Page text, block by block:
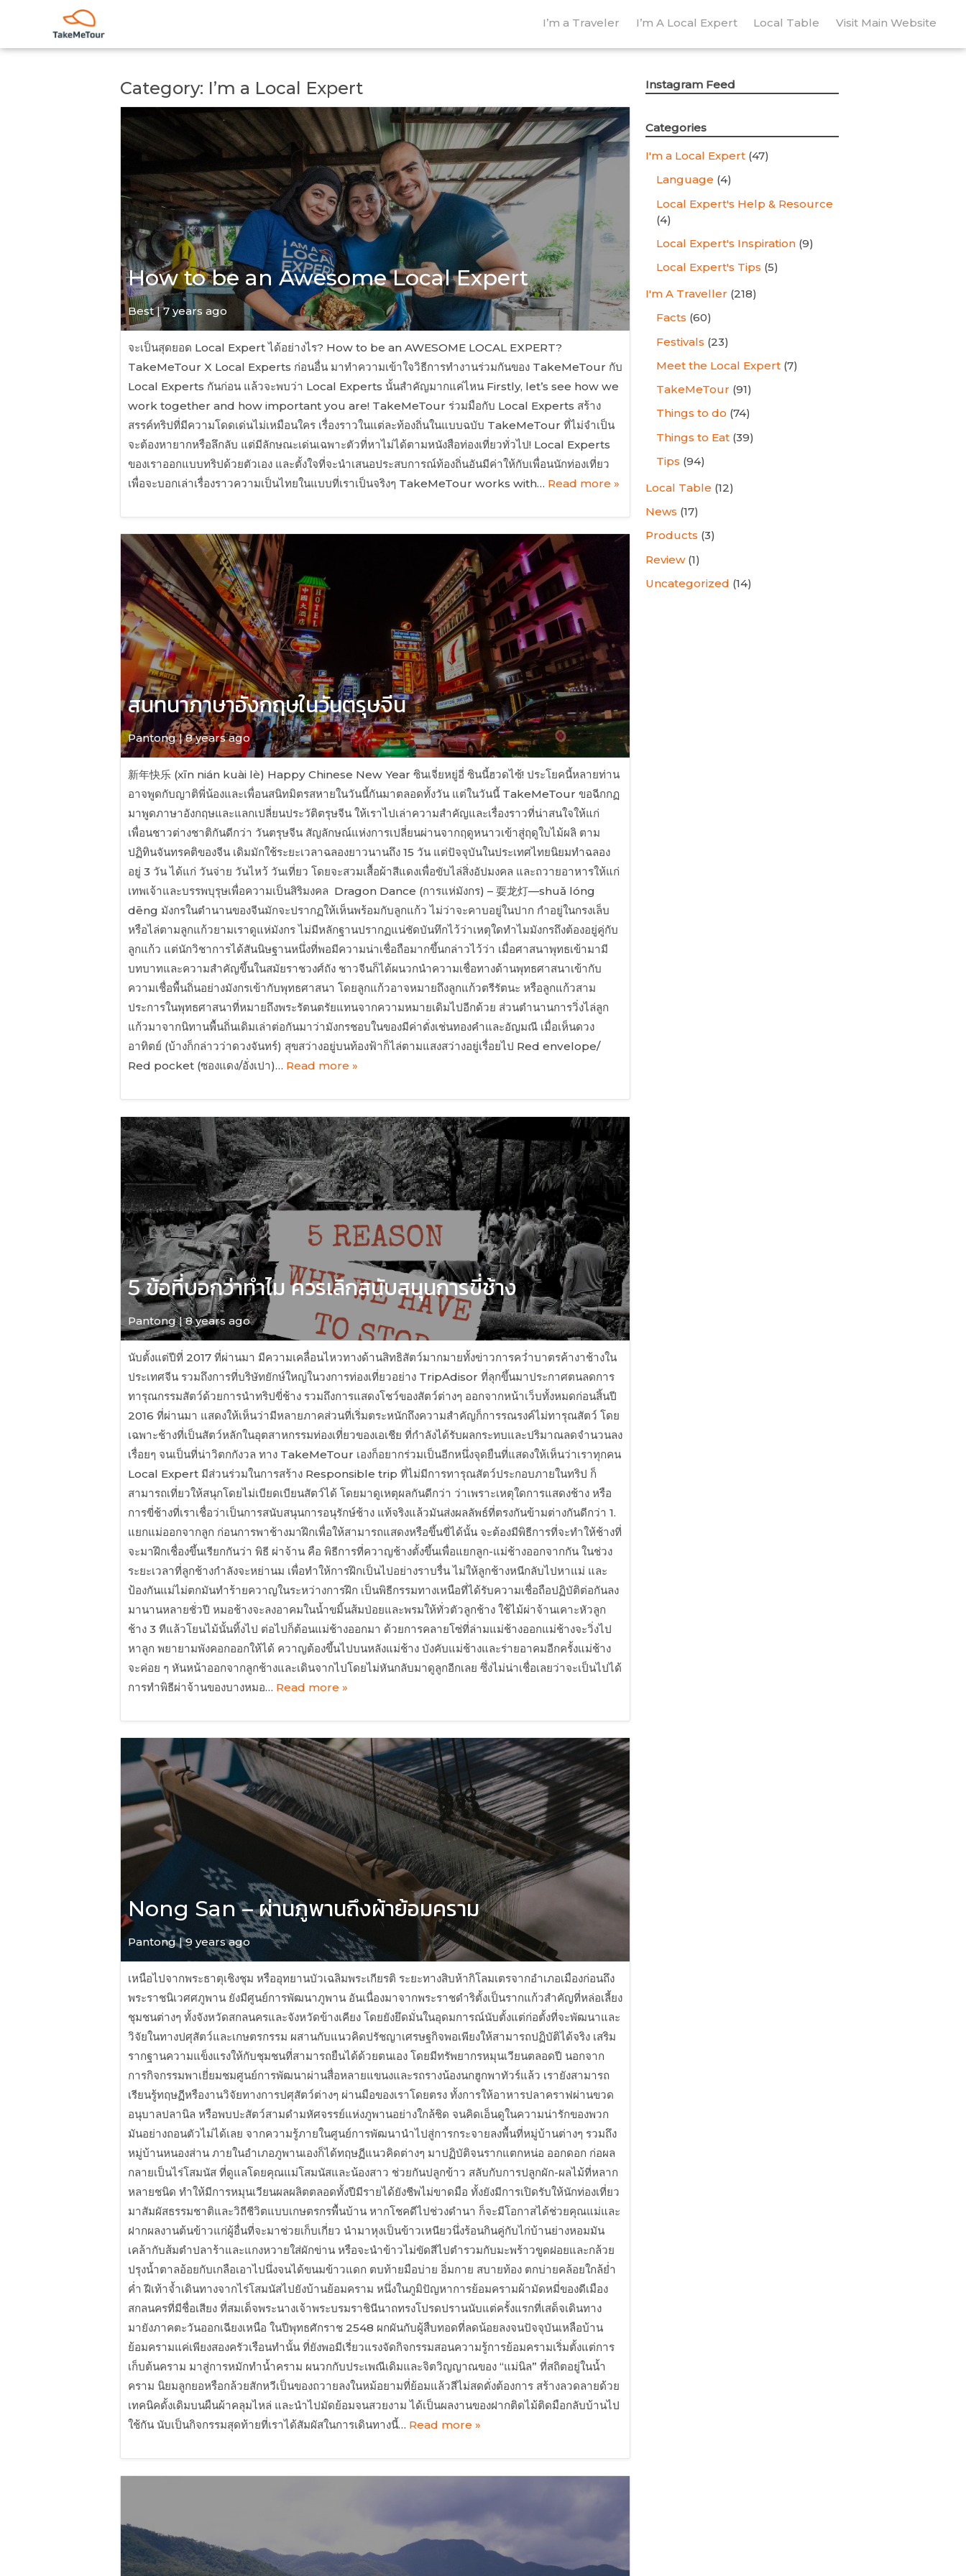
I’m a Traveler I’m A Local Expert Local Table Visit Main Website
Category: I’m a Local Expert
How to be an Awesome Local Expert
Best | 7 years ago
จะเป็นสุดยอด Local Expert ได้อย่างไร? How to be an AWESOME LOCAL EXPERT?
TakeMeTour X Local Experts ก่อนอื่น มาทำความเข้าใจวิธีการทำงานร่วมกันของ TakeMeTour กับ
Local Experts กันก่อน แล้วจะพบว่า Local Experts นั้นสำคัญมากแค่ไหน Firstly, let’s see how we
work together and how important you are! TakeMeTour ร่วมมือกับ Local Experts สร้าง
สรรค์ทริปที่มีความโดดเด่นไม่เหมือนใคร เรื่องราวในแต่ละท้องถิ่นในแบบฉบับ TakeMeTour ที่ไม่จำเป็น
จะต้องหายากหรือลึกลับ แต่มีลักษณะเด่นเฉพาะตัวที่หาไม่ได้ตามหนังสือท่องเที่ยวทั่วไป! Local Experts
ของเราออกแบบทริปด้วยตัวเอง และตั้งใจที่จะนำเสนอประสบการณ์ท้องถิ่นอันมีค่าให้กับเพื่อนนักท่องเที่ยว
เพื่อจะบอกเล่าเรื่องราวความเป็นไทยในแบบที่เราเป็นจริงๆ TakeMeTour works with… Read more »
สนทนาภาษาอังกฤษในวันตรุษจีน
Pantong | 8 years ago
新年快乐 (xīn nián kuài lè) Happy Chinese New Year ซินเจี่ยหยู่อี่ ซินนี้ฮวดไซ้! ประโยคนี้หลายท่าน
อาจพูดกับญาติพี่น้องและเพื่อนสนิทมิตรสหายในวันนี้กันมาตลอดทั้งวัน แต่ในวันนี้ TakeMeTour ขอฉีกกฏ
มาพูดภาษาอังกฤษและแลกเปลี่ยนประวัติตรุษจีน ให้เราไปเล่าความสำคัญและเรื่องราวที่น่าสนใจให้แก่
เพื่อนชาวต่างชาติกันดีกว่า วันตรุษจีน สัญลักษณ์แห่งการเปลี่ยนผ่านจากฤดูหนาวเข้าสู่ฤดูใบไม้ผลิ ตาม
ปฏิทินจันทรคติของจีน เดิมมักใช้ระยะเวลาฉลองยาวนานถึง 15 วัน แต่ปัจจุบันในประเทศไทยนิยมทำฉลอง
อยู่ 3 วัน ได้แก่ วันจ่าย วันไหว้ วันเที่ยว โดยจะสวมเสื้อผ้าสีแดงเพื่อขับไล่สิ่งอัปมงคล และถวายอาหารให้แก่
เทพเจ้าและบรรพบุรุษเพื่อความเป็นสิริมงคล Dragon Dance (การแห่มังกร) – 耍龙灯—shuǎ lóng
dēng มังกรในตำนานของจีนมักจะปรากฏให้เห็นพร้อมกับลูกแก้ว ไม่ว่าจะคาบอยู่ในปาก กำอยู่ในกรงเล็บ
หรือไล่ตามลูกแก้วยามเราดูแห่มังกร ไม่มีหลักฐานปรากฏแน่ชัดบันทึกไว้ว่าเหตุใดทำไมมังกรถึงต้องอยู่คู่กับ
ลูกแก้ว แต่นักวิชาการได้สันนิษฐานหนึ่งที่พอมีความน่าเชื่อถือมากขึ้นกล่าวไว้ว่า เมื่อศาสนาพุทธเข้ามามี
บทบาทและความสำคัญขึ้นในสมัยราชวงศ์ถัง ชาวจีนก็ได้ผนวกนำความเชื่อทางด้านพุทธศาสนาเข้ากับ
ความเชื่อพื้นถิ่นอย่างมังกรเข้ากับพุทธศาสนา โดยลูกแก้วอาจหมายถึงลูกแก้วตรีรัตนะ หรือลูกแก้วสาม
ประการในพุทธศาสนาที่หมายถึงพระรัตนตรัยแทนจากความหมายเดิมไปอีกด้วย ส่วนตำนานการวิ่งไล่ลูก
แก้วมาจากนิทานพื้นถิ่นเดิมเล่าต่อกันมาว่ามังกรชอบในของมีค่าดั่งเช่นทองคำและอัญมณี เมื่อเห็นดวง
อาทิตย์ (บ้างก็กล่าวว่าดวงจันทร์) สุขสว่างอยู่บนท้องฟ้าก็ไล่ตามแสงสว่างอยู่เรื่อยไป Red envelope/
Red pocket (ซองแดง/อั่งเปา)… Read more »
5 ข้อที่บอกว่าทำไม ควรเลิกสนับสนุนการขี่ช้าง
Pantong | 8 years ago
นับตั้งแต่ปีที่ 2017 ที่ผ่านมา มีความเคลื่อนไหวทางด้านสิทธิสัตว์มากมายทั้งข่าวการคว่ำบาตรค้างาช้างใน
ประเทศจีน รวมถึงการที่บริษัทยักษ์ใหญ่ในวงการท่องเที่ยวอย่าง TripAdisor ที่ลุกขึ้นมาประกาศตนลดการ
ทารุณกรรมสัตว์ด้วยการนำทริปขี่ช้าง รวมถึงการแสดงโชว์ของสัตว์ต่างๆ ออกจากหน้าเว็บทั้งหมดก่อนสิ้นปี
2016 ที่ผ่านมา แสดงให้เห็นว่ามีหลายภาคส่วนที่เริ่มตระหนักถึงความสำคัญก็การรณรงค์ไม่ทารุณสัตว์ โดย
เฉพาะช้างที่เป็นสัตว์หลักในอุตสาหกรรมท่องเที่ยวของเอเชีย ที่กำลังได้รับผลกระทบและปริมาณลดจำนวนลง
เรื่อยๆ จนเป็นที่น่าวิตกกังวล ทาง TakeMeTour เองก็อยากร่วมเป็นอีกหนึ่งจุดยืนที่แสดงให้เห็นว่าเราทุกคน
Local Expert มีส่วนร่วมในการสร้าง Responsible trip ที่ไม่มีการทารุณสัตว์ประกอบภายในทริป ก็
สามารถเที่ยวให้สนุกโดยไม่เบียดเบียนสัตว์ได้ โดยมาดูเหตุผลกันดีกว่า ว่าเพราะเหตุใดการแสดงช้าง หรือ
การขี่ช้างที่เราเชื่อว่าเป็นการสนับสนุนการอนุรักษ์ช้าง แท้จริงแล้วมันส่งผลลัพธ์ที่ตรงกันข้ามต่างกันดีกว่า 1.
แยกแม่ออกจากลูก ก่อนการพาช้างมาฝึกเพื่อให้สามารถแสดงหรือขึ้นขี่ได้นั้น จะต้องมีพิธีการที่จะทำให้ช้างที่
จะมาฝึกเชื่องขึ้นเรียกกันว่า พิธี ผ่าจ้าน คือ พิธีการที่ควาญช้างตั้งขึ้นเพื่อแยกลูก-แม่ช้างออกจากกัน ในช่วง
ระยะเวลาที่ลูกช้างกำลังจะหย่านม เพื่อทำให้การฝึกเป็นไปอย่างราบรื่น ไม่ให้ลูกช้างหนีกลับไปหาแม่ และ
ป้องกันแม่ไม่ตกมันทำร้ายควาญในระหว่างการฝึก เป็นพิธีกรรมทางเหนือที่ได้รับความเชื่อถือปฏิบัติต่อกันลง
มานานหลายชั่วปี หมอช้างจะลงอาคมในน้ำขมิ้นส้มป่อยและพรมให้ทั่วตัวลูกช้าง ใช้ไม้ผ่าจ้านเคาะหัวลูก
ช้าง 3 ทีแล้วโยนไม้นั้นทิ้งไป ต่อไปก็ต้อนแม่ช้างออกมา ด้วยการคลายโซ่ที่ล่ามแม่ช้างออกแม่ช้างจะวิ่งไป
หาลูก พยายามพังคอกออกให้ได้ ควาญต้องขึ้นไปบนหลังแม่ช้าง บังคับแม่ช้างและร่ายอาคมอีกครั้งแม่ช้าง
จะค่อย ๆ หันหน้าออกจากลูกช้างและเดินจากไปโดยไม่หันกลับมาดูลูกอีกเลย ซึ่งไม่น่าเชื่อเลยว่าจะเป็นไปได้
การทำพิธีผ่าจ้านของบางหมอ… Read more »
Nong San – ผ่านภูพานถึงผ้าย้อมคราม
Pantong | 9 years ago
เหนือไปจากพระธาตุเชิงชุม หรืออุทยานบัวเฉลิมพระเกียรติ ระยะทางสิบห้ากิโลมเตรจากอำเภอเมืองก่อนถึง
พระราชนิเวศศภูพาน ยังมีศูนย์การพัฒนาภูพาน อันเนื่องมาจากพระราชดำริตั้งเป็นรากแก้วสำคัญที่หล่อเลี้ยง
ชุมชนต่างๆ ทั้งจังหวัดสกลนครและจังหวัดข้างเคียง โดยยังยึดมั่นในอุดมการณ์นับตั้งแต่ก่อตั้งที่จะพัฒนาและ
วิจัยในทางปศุสัตว์และเกษตรกรรม ผสานกับแนวคิดปรัชญาเศรษฐกิจพอเพียงให้สามารถปฏิบัติได้จริง เสริม
รากฐานความแข็งแรงให้กับชุมชนที่สามารถยืนได้ด้วยตนเอง โดยมีทรัพยากรหมุนเวียนตลอดปี นอกจาก
การกิจกรรมพาเยี่ยมชมศูนย์การพัฒนาผ่านสื่อหลายแขนงและรถรางน้องนกฮูกพาทัวร์แล้ว เรายังสามารถ
เรียนรู้ทฤษฏีหรืองานวิจัยทางการปศุสัตว์ต่างๆ ผ่านมือของเราโดยตรง ทั้งการให้อาหารปลาคราฟผ่านขวด
อนุบาลปลานิล หรือพบปะสัตว์สามดำมหัศจรรย์แห่งภูพานอย่างใกล้ชิด จนคิดเอ็นดูในความน่ารักของพวก
มันอย่างถอนตัวไม่ได้เลย จากความรู้ภายในศูนย์การพัฒนานำไปสู่การกระจายลงพื้นที่หมู่บ้านต่างๆ รวมถึง
หมู่บ้านหนองส่าน ภายในอำเภอภูพานเองก็ได้ทฤษฏีแนวคิดต่างๆ มาปฏิบัติจนรากแตกหน่อ ออกดอก ก่อผล
กลายเป็นไร่โสมนัส ที่ดูแลโดยคุณแม่โสมนัสและน้องสาว ช่วยกันปลูกข้าว สลับกับการปลูกผัก-ผลไม้ที่หลาก
หลายชนิด ทำให้มีการหมุนเวียนผลผลิตตลอดทั้งปีมีรายได้ยังชีพไม่ขาดมือ ทั้งยังมีการเปิดรับให้นักท่องเที่ยว
มาสัมผัสธรรมชาติและวิถีชีวิตแบบเกษตรกรพื้นบ้าน หากโชคดีไปช่วงดำนา ก็จะมีโอกาสได้ช่วยคุณแม่และ
ฝากผลงานต้นข้าวแก่ผู้อื่นที่จะมาช่วยเก็บเกี่ยว นำมาหุงเป็นข้าวเหนียวนึ่งร้อนกินคู่กับไก่บ้านย่างหอมมัน
เคล้ากับส้มตำปลาร้าและแกงหวายใส่ผักข่าน หรือจะนำข้าวไม่ขัดสีไปตำรวมกับมะพร้าวขูดฝอยและกล้วย
ปรุงน้ำตาลอ้อยกับเกลือเอาไปนึ่งจนได้ขนมข้าวแดก ตบท้ายมือบ่าย อิ่มกาย สบายท้อง ตกบ่ายคล้อยใกล้ย่ำ
ค่ำ ฝีเท้าจ้ำเดินทางจากไร่โสมนัสไปยังบ้านย้อมคราม หนึ่งในภูมิปัญหาการย้อมครามผ้ามัดหมี่ของดีเมือง
สกลนครที่มีชื่อเสียง ที่สมเด็จพระนางเจ้าพระบรมราชินีนาถทรงโปรดปรานนับแต่ครั้งแรกที่เสด็จเดินทาง
มายังภาคตะวันออกเฉียงเหนือ ในปีพุทธศักราช 2548 ผกผันกับผู้สืบทอดที่ลดน้อยลงจนปัจจุบันเหลือบ้าน
ย้อมครามแค่เพียงสองครัวเรือนทำนั้น ที่ยังพอมีเรี่ยวแรงจัดกิจกรรมสอนความรู้การย้อมครามเริ่มตั้งแต่การ
เก็บต้นคราม มาสู่การหมักทำน้ำคราม ผนวกกับประเพณีเดิมและจิตวิญญาณของ “แม่นิล” ที่สถิตอยู่ในน้ำ
คราม นิยมลูกยอหรือกล้วยสักหวีเป็นของถวายลงในหม้อยามที่ย้อมแล้วสีไม่สดดั่งต้องการ สร้างลวดลายด้วย
เทคนิคดั้งเดิมบนผืนผ้าคลุมไหล่ และนำไปมัดย้อมจนสวยงาม ได้เป็นผลงานของฝากติดไม้ติดมือกลับบ้านไป
ใช้กัน นับเป็นกิจกรรมสุดท้ายที่เราได้สัมผัสในการเดินทางนี้… Read more »
Instagram Feed
Categories
I'm a Local Expert (47)
Language (4)
Local Expert's Help & Resource
(4)
Local Expert's Inspiration (9)
Local Expert's Tips (5)
I'm A Traveller (218)
Facts (60)
Festivals (23)
Meet the Local Expert (7)
TakeMeTour (91)
Things to do (74)
Things to Eat (39)
Tips (94)
Local Table (12)
News (17)
Products (3)
Review(1)
Uncategorized (14)